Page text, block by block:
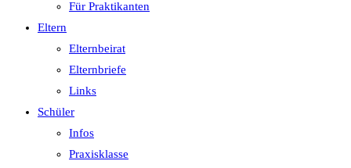
Für Praktikanten
Eltern
Elternbeirat
Elternbriefe
Links
Schüler
Infos
Praxisklasse